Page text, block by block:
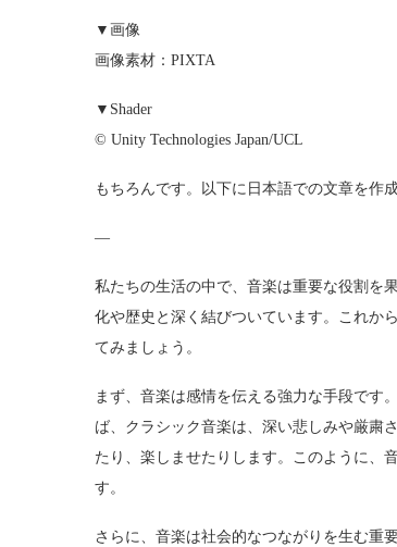
▼画像
画像素材：PIXTA
▼Shader
© Unity Technologies Japan/UCL
もちろんです。以下に日本語での文章を作
—
私たちの生活の中で、音楽は重要な役割を
化や歴史と深く結びついています。これか
てみましょう。
まず、音楽は感情を伝える強力な手段です
ば、クラシック音楽は、深い悲しみや厳粛
たり、楽しませたりします。このように、
す。
さらに、音楽は社会的なつながりを生む重